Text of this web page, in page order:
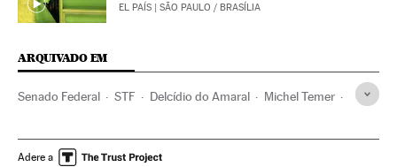
EL PAÍS | SÃO PAULO / BRASÍLIA
ARQUIVADO EM
Senado Federal STF Delcídio do Amaral Michel Temer
Impeachment Crises políticas
Adere a